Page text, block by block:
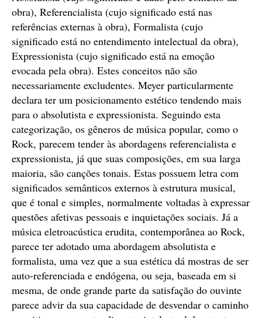
obra), Referencialista (cujo significado está nas
referências externas à obra), Formalista (cujo
significado está no entendimento intelectual da obra),
Expressionista (cujo significado está na emoção
evocada pela obra). Estes conceitos não são
necessariamente excludentes. Meyer particularmente
declara ter um posicionamento estético tendendo mais
para o absolutista e expressionista. Seguindo esta
categorização, os gêneros de música popular, como o
Rock, parecem tender às abordagens referencialista e
expressionista, já que suas composições, em sua larga
maioria, são canções tonais. Estas possuem letra com
significados semânticos externos à estrutura musical,
que é tonal e simples, normalmente voltadas à expressar
questões afetivas pessoais e inquietações sociais. Já a
música eletroacústica erudita, contemporânea ao Rock,
parece ter adotado uma abordagem absolutista e
formalista, uma vez que a sua estética dá mostras de ser
auto-referenciada e endógena, ou seja, baseada em si
mesma, de onde grande parte da satisfação do ouvinte
parece advir da sua capacidade de desvendar o caminho